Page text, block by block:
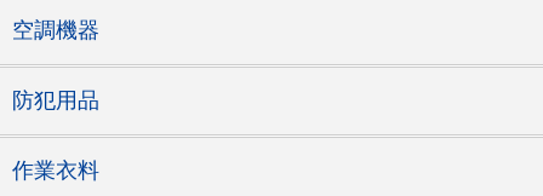
空調機器
防犯用品
作業衣料